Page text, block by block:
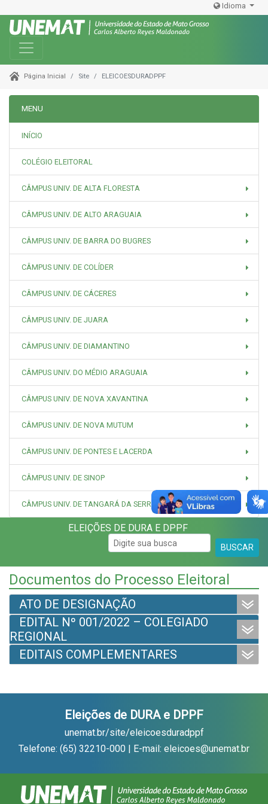
Idioma
Toggle navigation
Página Inicial Site ELEICOESDURADPPF
MENU
INÍCIO
COLÉGIO ELEITORAL
CÂMPUS UNIV. DE ALTA FLORESTA
CÂMPUS UNIV. DE ALTO ARAGUAIA
CÂMPUS UNIV. DE BARRA DO BUGRES
CÂMPUS UNIV. DE COLÍDER
CÂMPUS UNIV. DE CÁCERES
CÂMPUS UNIV. DE JUARA
CÂMPUS UNIV. DE DIAMANTINO
CÂMPUS UNIV. DO MÉDIO ARAGUAIA
CÂMPUS UNIV. DE NOVA XAVANTINA
CÂMPUS UNIV. DE NOVA MUTUM
CÂMPUS UNIV. DE PONTES E LACERDA
CÂMPUS UNIV. DE SINOP
CÂMPUS UNIV. DE TANGARÁ DA SERRA
ELEIÇÕES DE DURA E DPPF
BUSCAR
Documentos do Processo Eleitoral
ATO DE DESIGNAÇÃO
EDITAL Nº 001/2022 – COLEGIADO
REGIONAL
EDITAIS COMPLEMENTARES
Eleições de DURA e DPPF
unemat.br/site/eleicoesduradppf
Telefone: (65) 32210-000 | E-mail: eleicoes@unemat.br